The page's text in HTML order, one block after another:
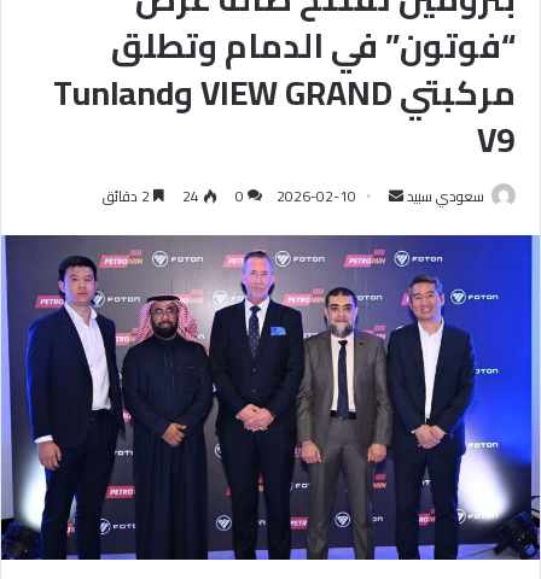
“فوتون” في الدمام وتطلق
مركبتي VIEW GRAND وTunland
V9
سعودي سبيد
س
ر
د
ا
إ
ل
ك
ت
2026-02-10
0
24